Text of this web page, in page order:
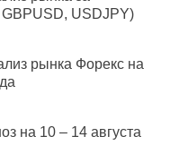
USDJPY)
рынка Форекс на
на 10 – 14 августа